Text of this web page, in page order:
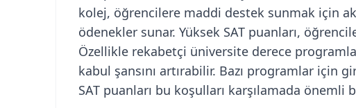
kolej, öğrencilere maddi destek sunmak için
ödenekler sunar. Yüksek SAT puanları,
Özellikle rekabetçi üniversite derece
kabul şansını artırabilir. Bazı programlar için
SAT puanları bu koşulları karşılamada önemli